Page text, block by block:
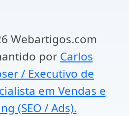
Webartigos.com
por Carlos
/ Executivo de
em Vendas e
(SEO / Ads).